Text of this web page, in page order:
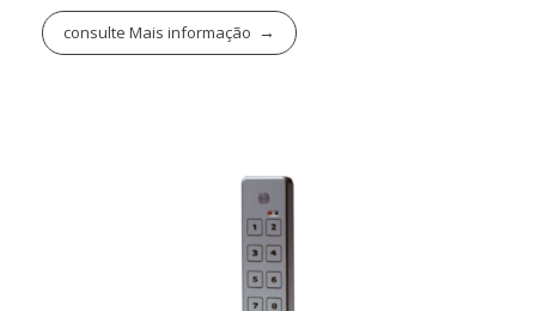
consulte Mais informação